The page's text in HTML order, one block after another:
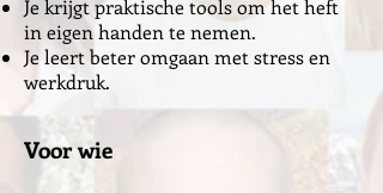
Je krijgt praktische tools om het heft
in eigen handen te nemen.
Je leert beter omgaan met stress en
werkdruk.
Voor wie